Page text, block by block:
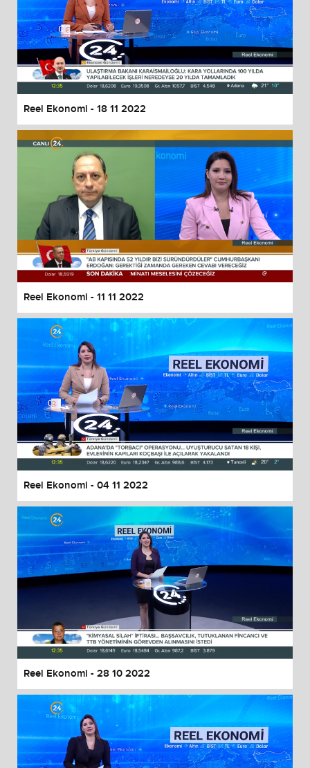
Reel Ekonomi - 18 11 2022
Reel Ekonomi - 11 11 2022
Reel Ekonomi - 04 11 2022
Reel Ekonomi - 28 10 2022